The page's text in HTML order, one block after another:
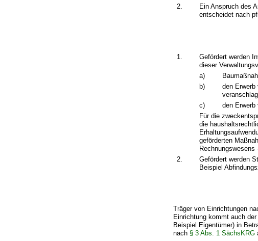
2.
Ein Anspruch des
entscheidet nach
1. Gefördert werden
dieser
a)
b)
den
c)
den Erwerb
Für die
die
geförderten
2.
Gefördert werden
Beispiel
Träger von Einrichtungen
Einrichtung kommt auch
Beispiel Eigentümer) in
nach § 3 Abs. 1 SächsKRG